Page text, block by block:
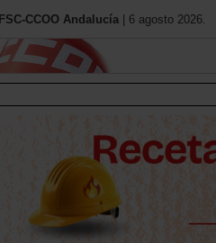
FSC-CCOO Andalucía | 6 agosto 2026.